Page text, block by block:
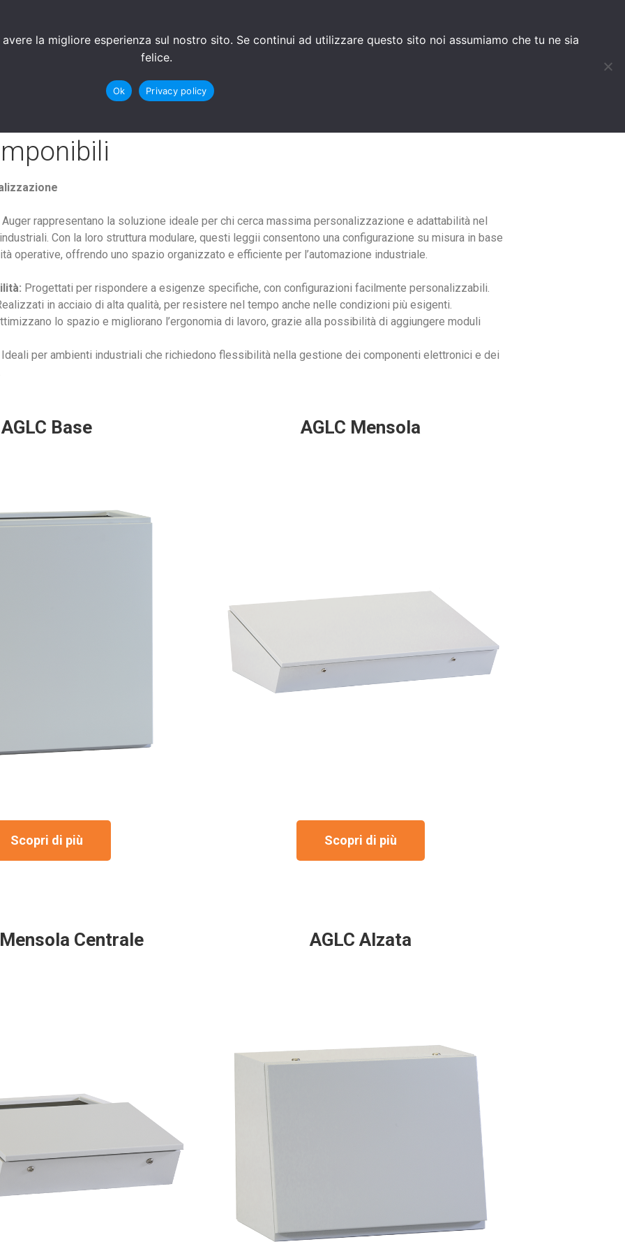
CONTATTI AGENZIE PARTNER SOLUZIONI AD HOC BLOG
rappresentano la soluzione ideale per chi cerca massima personalizzazione e adattabilità nel
Con la loro struttura modulare, questi leggii consentono una configurazione su misura in base
operative, offrendo uno spazio organizzato e efficiente per l’automazione industriale.
Progettati per rispondere a esigenze specifiche, con configurazioni facilmente personalizzabili.
in acciaio di alta qualità, per resistere nel tempo anche nelle condizioni più esigenti.
lo spazio e migliorano l’ergonomia di lavoro, grazie alla possibilità di aggiungere moduli
per ambienti industriali che richiedono flessibilità nella gestione dei componenti elettronici e dei
AGLC Base
Scopri di più
AGLC Mensola
Scopri di più
Centrale AGLC Alzata
la migliore esperienza sul nostro sito. Se continui ad utilizzare questo sito noi assumiamo che tu ne sia
felice.
Ok Privacy policy